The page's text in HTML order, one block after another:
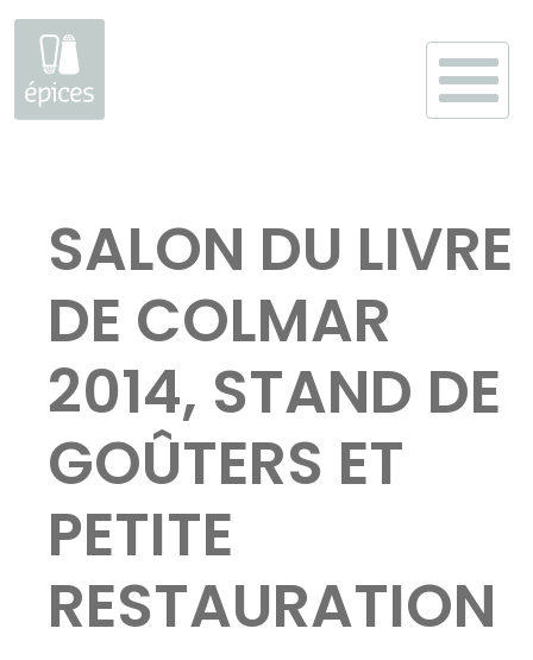
contenuSALON DU LIVRE
DE COLMAR
2014, STAND DE
GOÛTERS ET
PETITE
RESTAURATION